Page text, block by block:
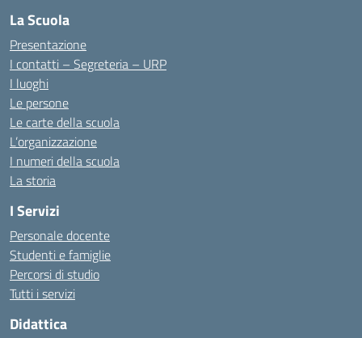
La Scuola
Presentazione
I contatti – Segreteria – URP
I luoghi
Le persone
Le carte della scuola
L’organizzazione
I numeri della scuola
La storia
I Servizi
Personale docente
Studenti e famiglie
Percorsi di studio
Tutti i servizi
Didattica